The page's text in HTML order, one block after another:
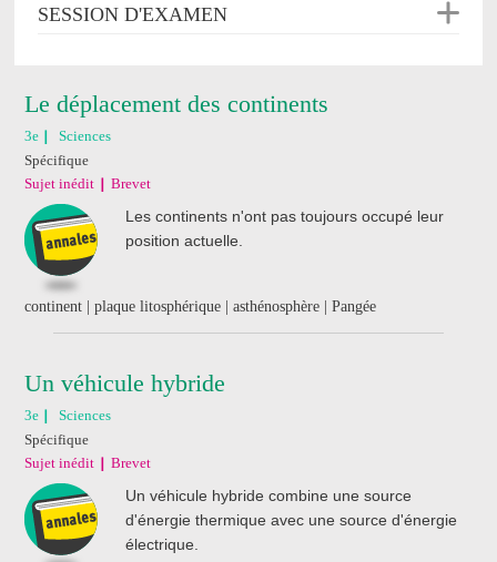
SESSION D'EXAMEN
Le déplacement des continents
3e
Sciences
Spécifique
Sujet inédit
Brevet
Les continents n'ont pas toujours occupé leur
position actuelle.
continent | plaque litosphérique | asthénosphère | Pangée
Un véhicule hybride
3e
Sciences
Spécifique
Sujet inédit
Brevet
Un véhicule hybride combine une source
d'énergie thermique avec une source d'énergie
électrique.